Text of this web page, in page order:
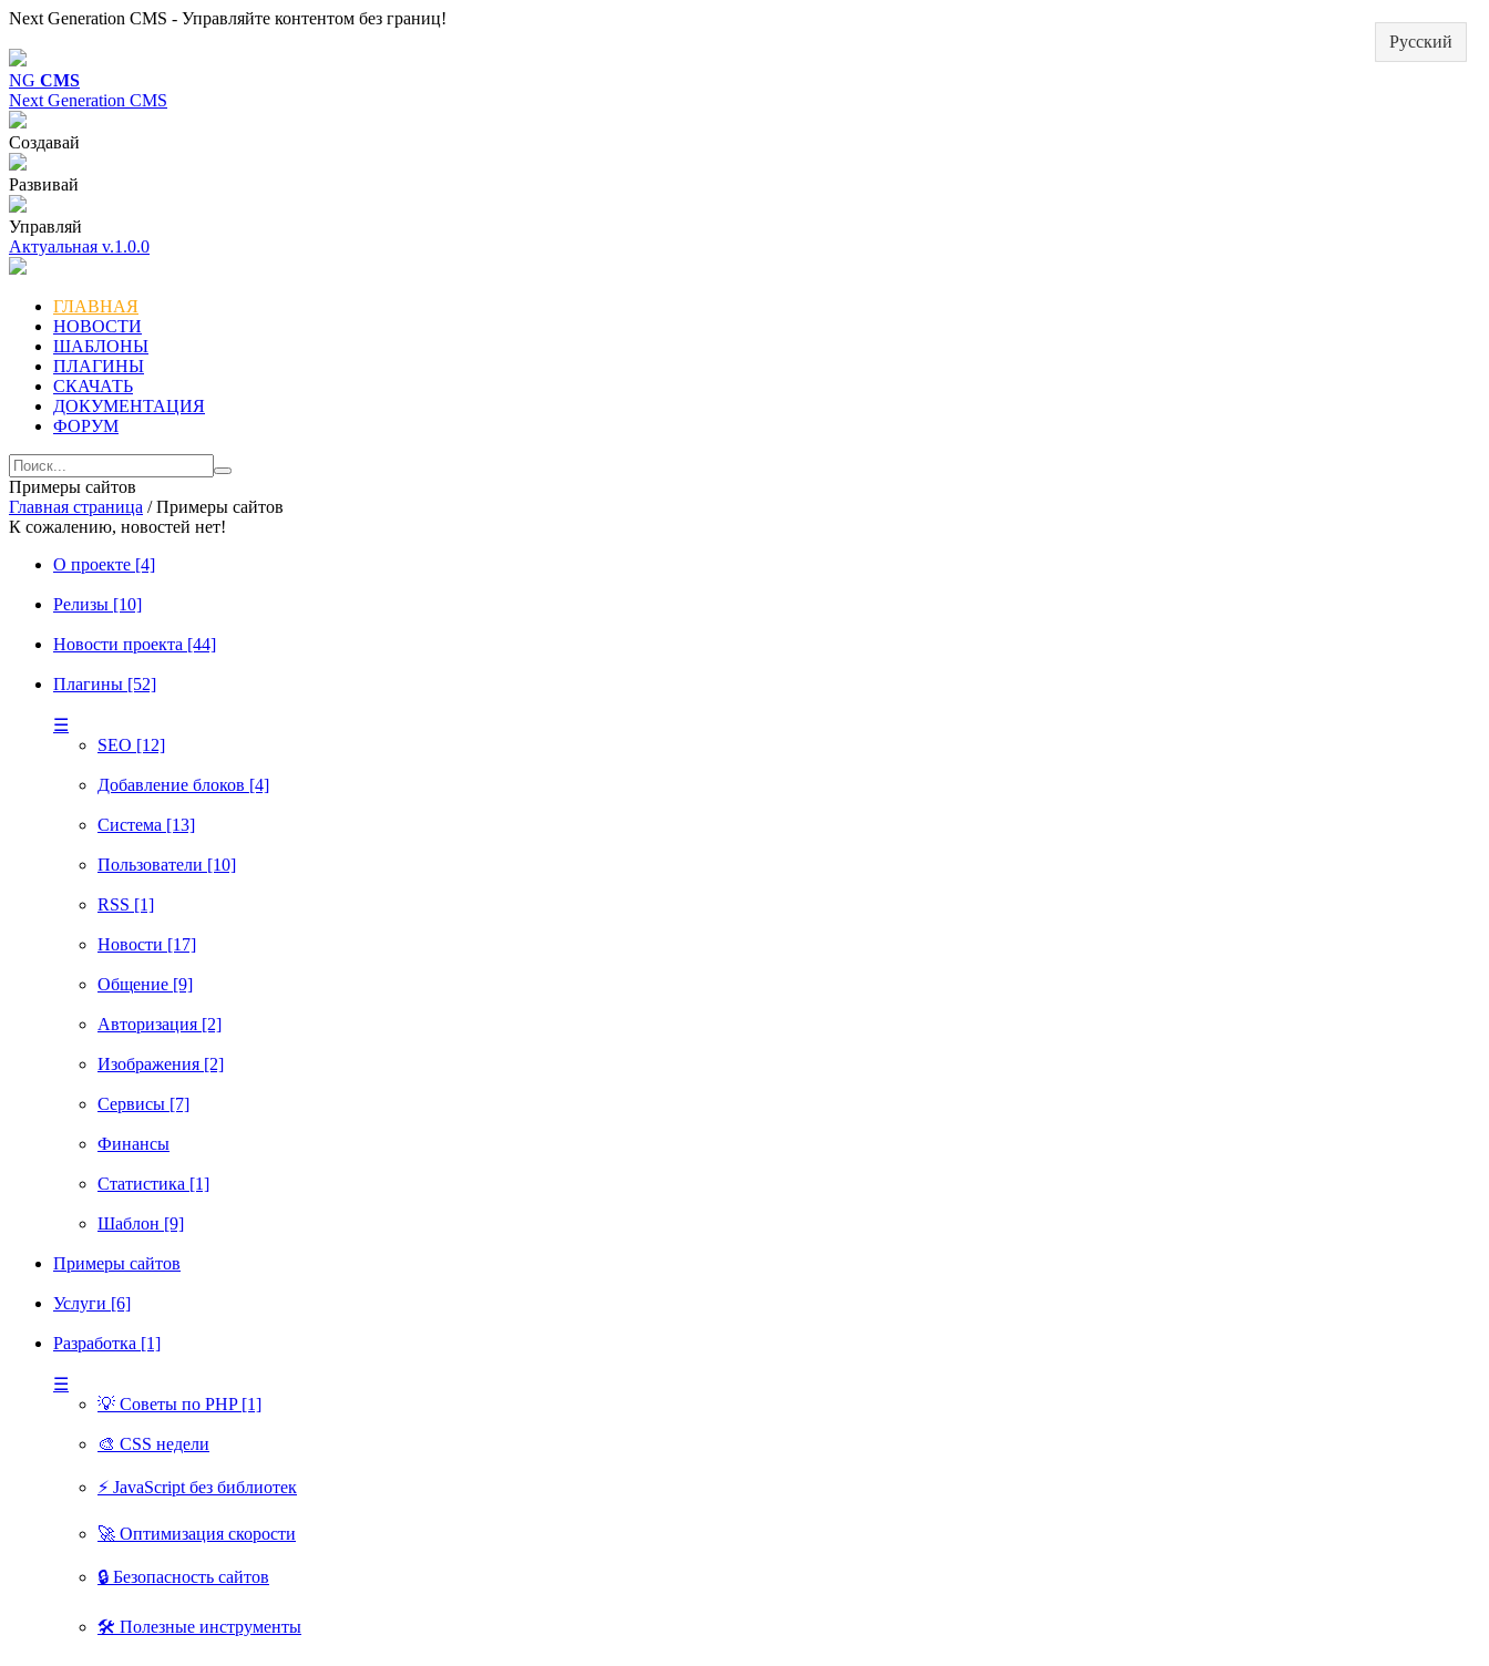
Next Generation CMS - Управляйте контентом без границ!
NG CMS
Next Generation CMS
Создавай
Развивай
Управляй
Актуальная v.1.0.0
ГЛАВНАЯ
НОВОСТИ
ШАБЛОНЫ
ПЛАГИНЫ
СКАЧАТЬ
ДОКУМЕНТАЦИЯ
ФОРУМ
Примеры сайтов
Главная страница / Примеры сайтов
К сожалению, новостей нет!
О проекте [4]
Релизы [10]
Новости проекта [44]
Плагины [52]
☰
SEO [12]
Добавление блоков [4]
Система [13]
Пользователи [10]
RSS [1]
Новости [17]
Общение [9]
Авторизация [2]
Изображения [2]
Сервисы [7]
Финансы
Статистика [1]
Шаблон [9]
Примеры сайтов
Услуги [6]
Разработка [1]
☰
💡 Советы по PHP [1]
🎨 CSS недели
⚡ JavaScript без библиотек
🚀 Оптимизация скорости
🔒 Безопасность сайтов
🛠 Полезные инструменты
Русский